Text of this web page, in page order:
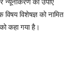
का उपाए
विशेषज्ञ को नामित
कहा गया है।